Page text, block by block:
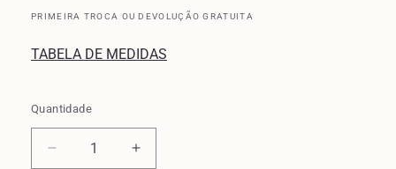
ou
ou
PRIMEIRA TROCA OU DEVOLUÇÃO GRATUITA
TABELA DE MEDIDAS
Quantidade
Diminuir
Aumentar